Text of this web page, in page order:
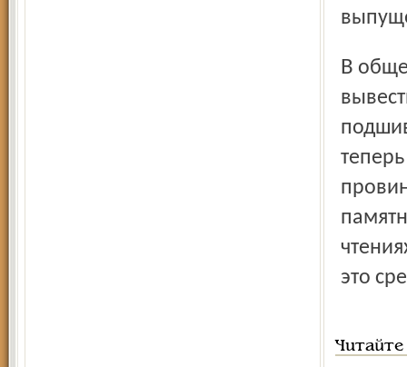
В общем, все созрело для того, чтобы издание-невидимку
это